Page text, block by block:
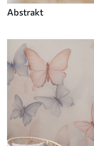
Abstrakt